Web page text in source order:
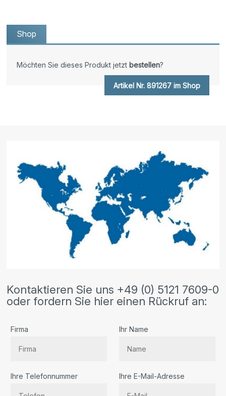
Shop
Möchten Sie dieses Produkt jetzt bestellen?
Artikel Nr. 891267 im Shop
Kontaktieren Sie uns +49 (0) 5121 7609-0
oder fordern Sie hier einen Rückruf an:
Firma Ihr Name
Ihre Telefonnummer Ihre E-Mail-Adresse